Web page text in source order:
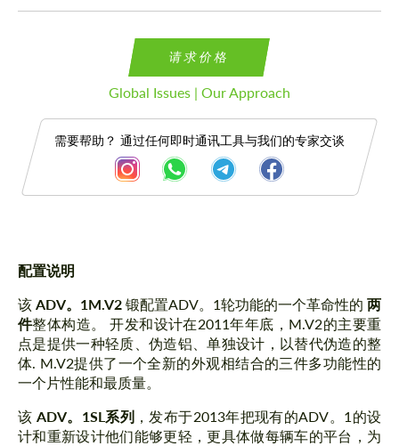
请求价格
Global Issues | Our Approach
需要帮助？ 通过任何即时通讯工具与我们的专家交谈
描述
配置说明
该 ADV。1M.V2 锻配置ADV。1轮功能的一个革命性的 两
件整体构造。 开发和设计在2011年年底，M.V2的主要重
点是提供一种轻质、伪造铝、单独设计，以替代伪造的整
体. M.V2提供了一个全新的外观相结合的三件多功能性的
一个片性能和最质量。
该 ADV。1SL系列 ，发布于2013年把现有的ADV。1的设
计和重新设计他们能够更轻，更具体做每辆车的平台，为